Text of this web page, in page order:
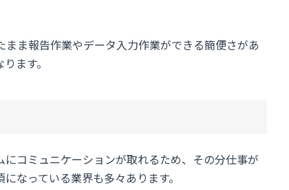
ま報告作業やデータ入力作業ができる簡便さがあ
ます。
コミュニケーションが取れるため、その分仕事が
なっている業界も多々あります。